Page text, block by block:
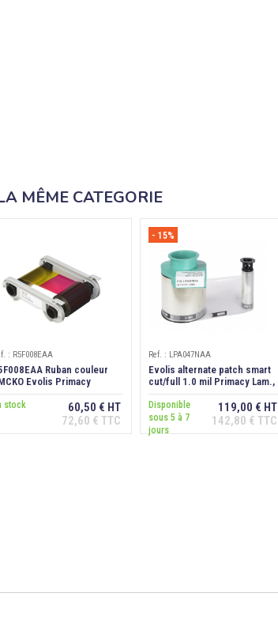
MÊME CATEGORIE
: R5F008EAA
Ruban couleur
Evolis Primacy
stock
60,50 € HT
72,60 € TTC
Ajouter au
- 15%
Ref. : LPA047NAA
Evolis alternate patch smart
cut/full 1.0 mil Primacy Lam.,
Disponible
sous 5 à 7
jours
119,00 € HT
142,80 € TTC
Ajouter au